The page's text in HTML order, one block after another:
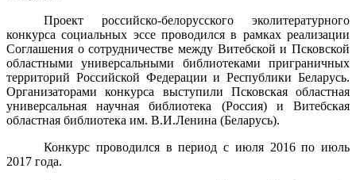
Проект российско-белорусского эколитературного
конкурса социальных эссе проводился в рамках реализации
Соглашения о сотрудничестве между Витебской и Псковской
областными универсальными библиотеками приграничных
территорий Российской Федерации и Республики Беларусь.
Организаторами конкурса выступили Псковская областная
универсальная научная библиотека (Россия) и Витебская
областная библиотека им. В.И.Ленина (Беларусь).
Конкурс проводился в период с июля 2016 по июль
2017 года.